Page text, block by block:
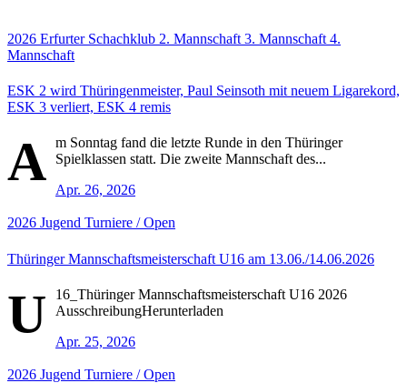
2026 Erfurter Schachklub 2. Mannschaft 3. Mannschaft 4.
Mannschaft
ESK 2 wird Thüringenmeister, Paul Seinsoth mit neuem Ligarekord,
ESK 3 verliert, ESK 4 remis
A m Sonntag fand die letzte Runde in den Thüringer
Spielklassen statt. Die zweite Mannschaft des...
Apr. 26, 2026
2026 Jugend Turniere / Open
Thüringer Mannschaftsmeisterschaft U16 am 13.06./14.06.2026
U
16_Thüringer Mannschaftsmeisterschaft U16 2026
AusschreibungHerunterladen
Apr. 25, 2026
2026 Jugend Turniere / Open